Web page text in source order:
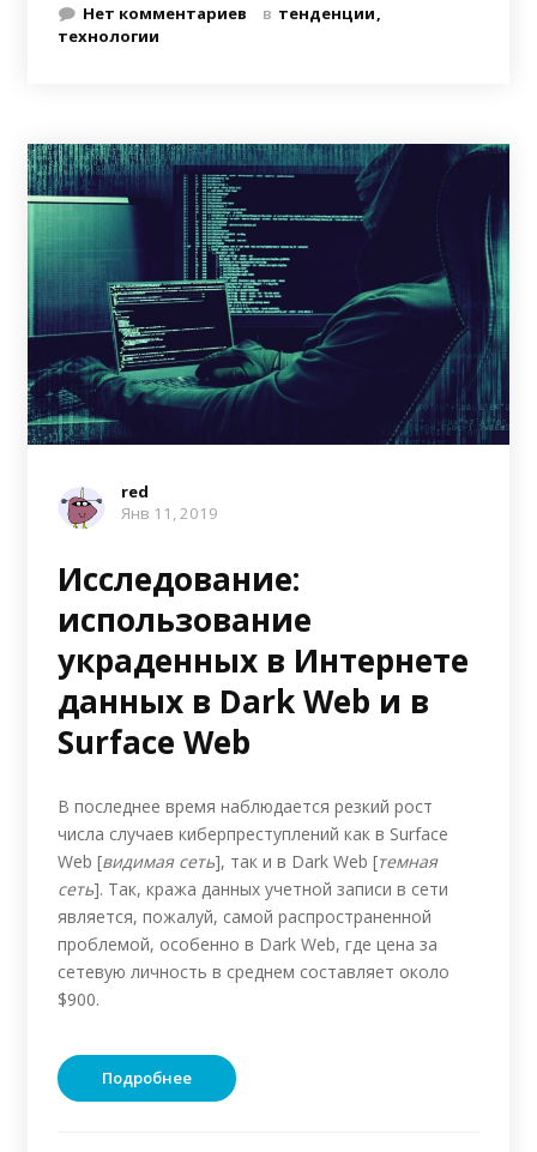
Нет комментариев в тенденции
технологии
red
Янв 11, 2019
Исследование:
использование
украденных в Интернете
данных в Dark Web и в
Surface Web
В последнее время наблюдается резкий рост
числа случаев киберпреступлений как в Surface
Web [видимая сеть], так и в Dark Web [темная
сеть]. Так, кража данных учетной записи в сети
является, пожалуй, самой распространенной
проблемой, особенно в Dark Web, где цена за
сетевую личность в среднем составляет около
$900.
Подробнее